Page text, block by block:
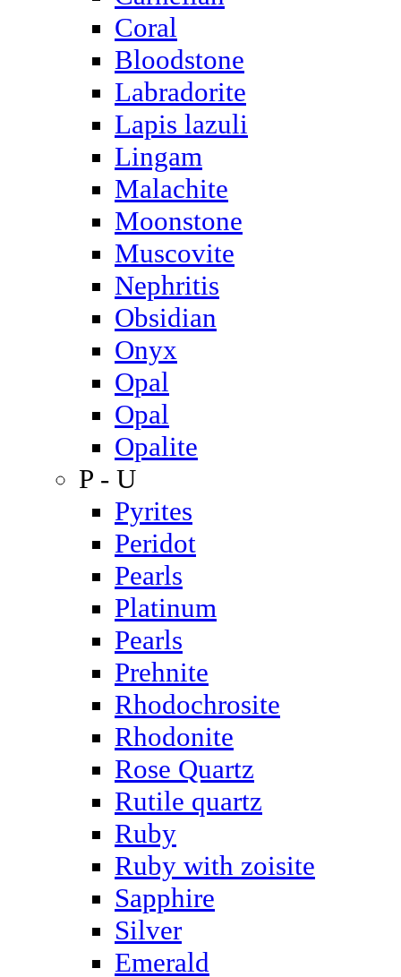
Coral
Bloodstone
Labradorite
Lapis lazuli
Lingam
Malachite
Moonstone
Muscovite
Nephritis
Obsidian
Onyx
Opal
Opal
Opalite
P - U
Pyrites
Peridot
Pearls
Platinum
Pearls
Prehnite
Rhodochrosite
Rhodonite
Rose Quartz
Rutile quartz
Ruby
Ruby with zoisite
Sapphire
Silver
Emerald